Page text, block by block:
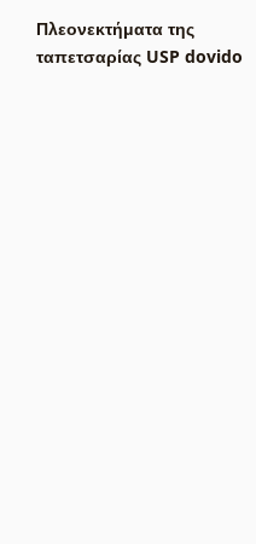
Πλεονεκτήματα της
ταπετσαρίας USP dovido